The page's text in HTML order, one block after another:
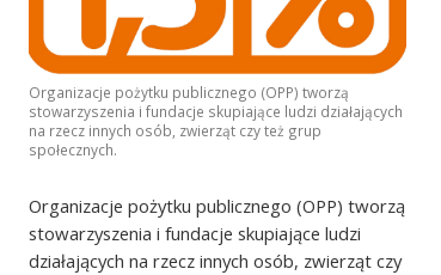
Organizacje pożytku publicznego (OPP) tworzą
stowarzyszenia i fundacje skupiające ludzi działających
na rzecz innych osób, zwierząt czy też grup
społecznych.
Organizacje pożytku publicznego (OPP) tworzą
stowarzyszenia i fundacje skupiające ludzi
działających na rzecz innych osób, zwierząt czy